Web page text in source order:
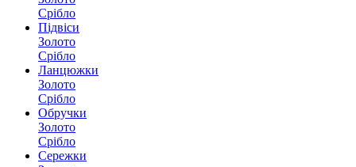
Срібло
Підвіси
Золото
Срібло
Ланцюжки
Золото
Срібло
Обручки
Золото
Срібло
Сережки